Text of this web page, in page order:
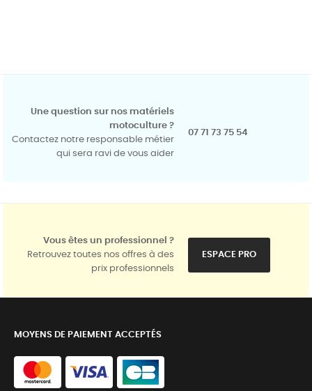
Une question sur nos matériels
motoculture ?
Contactez notre responsable métier
qui sera ravi de vous aider
07 71 73 75 54
Vous êtes un professionnel ?
Retrouvez toutes nos offres à des
prix professionnels
ESPACE PRO
MOYENS DE PAIEMENT ACCEPTÉS